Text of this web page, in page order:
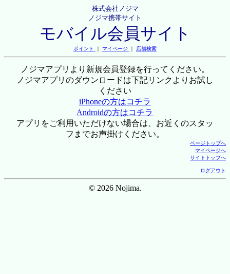
株式会社ノジマ
ノジマ携帯サイト
モバイル会員サイト
ポイント ｜ マイページ ｜ 店舗検索
ノジマアプリより新規会員登録を行ってください。
ノジマアプリのダウンロードは下記リンクよりお試し
ください
iPhoneの方はコチラ
Androidの方はコチラ
アプリをご利用いただけない場合は、お近くのスタッ
フまでお声掛けください。
ページトップへ
マイページへ
サイトトップへ
ログアウト
© 2026 Nojima.